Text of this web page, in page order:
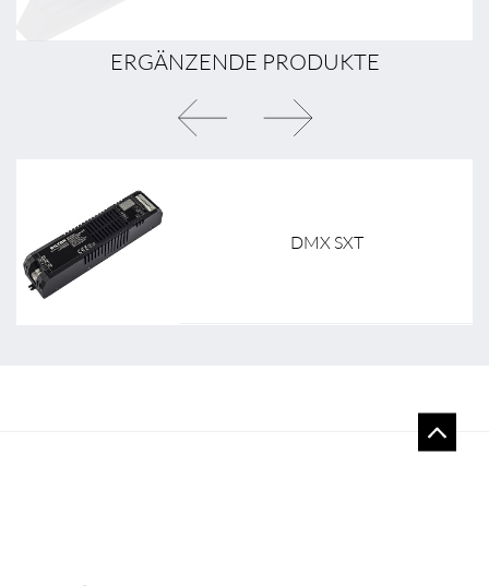
ERGÄNZENDE PRODUKTE
DMX SXT